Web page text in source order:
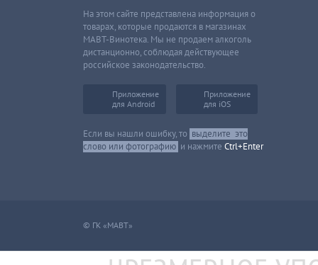
На этом сайте представлена информация о
товарах, которые продаются в магазинах
МАВТ-Винотека. Мы не продаем алкоголь
дистанционно, соблюдая действующее
российское законодательство.
Приложение
для Android
Приложение
для iOS
Если вы нашли ошибку, то выделите это
слово или фотографию и нажмите Ctrl+Enter
© ГК «МАВТ»